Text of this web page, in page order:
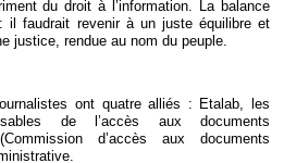
du droit à l’information. La balance
il faudrait revenir à un juste équilibre et
justice, rendue au nom du peuple.
ont quatre alliés : Etalab, les
de l’accès aux documents
d’accès aux documents